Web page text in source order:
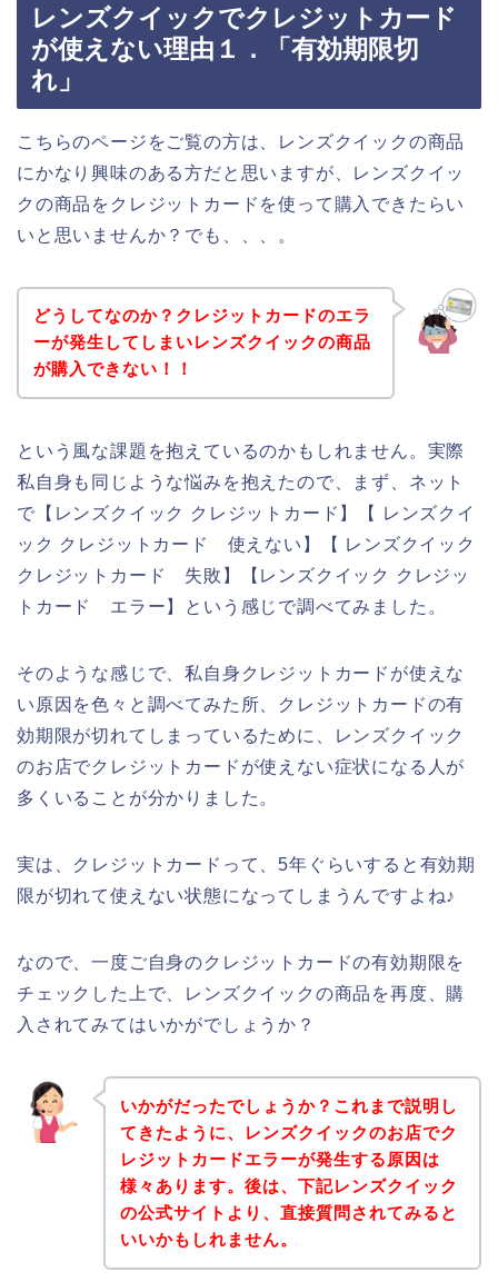
レンズクイックでクレジットカード
が使えない理由１．「有効期限切
れ」
こちらのページをご覧の方は、レンズクイックの商品
にかなり興味のある方だと思いますが、レンズクイッ
クの商品をクレジットカードを使って購入できたらい
いと思いませんか？でも、、、。
どうしてなのか？クレジットカードのエラ
ーが発生してしまいレンズクイックの商品
が購入できない！！
という風な課題を抱えているのかもしれません。実際
私自身も同じような悩みを抱えたので、まず、ネット
で【レンズクイック クレジットカード】【 レンズクイ
ック クレジットカード 使えない】【 レンズクイック
クレジットカード 失敗】【レンズクイック クレジッ
トカード エラー】という感じで調べてみました。
そのような感じで、私自身クレジットカードが使えな
い原因を色々と調べてみた所、クレジットカードの有
効期限が切れてしまっているために、レンズクイック
のお店でクレジットカードが使えない症状になる人が
多くいることが分かりました。
実は、クレジットカードって、5年ぐらいすると有効期
限が切れて使えない状態になってしまうんですよね♪
なので、一度ご自身のクレジットカードの有効期限を
チェックした上で、レンズクイックの商品を再度、購
入されてみてはいかがでしょうか？
いかがだったでしょうか？これまで説明し
てきたように、レンズクイックのお店でク
レジットカードエラーが発生する原因は
様々あります。後は、下記レンズクイック
の公式サイトより、直接質問されてみると
いいかもしれません。